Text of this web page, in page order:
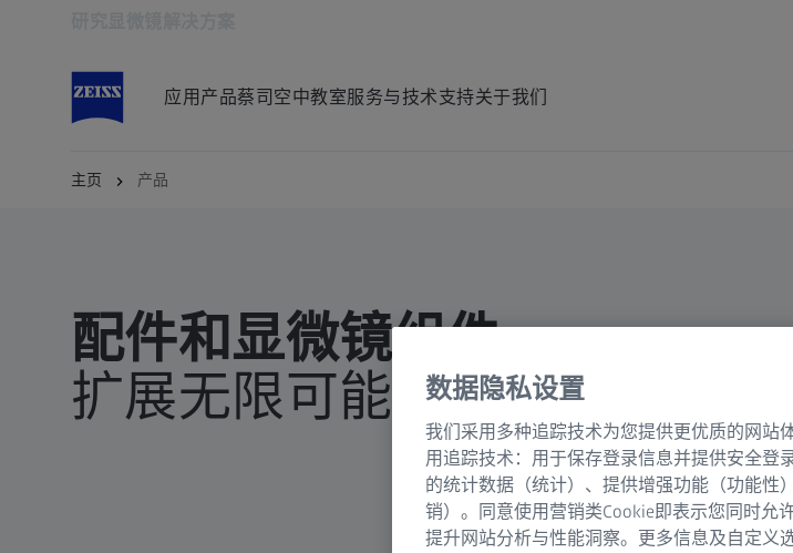
应用 产品蔡司空中教室服务与技术支持关于我们
主页 产品
配件和显微镜组件
扩展无限可能
数据隐私设置
我们采用多种追踪技术为您提供更优质的网站
用追踪技术：用于保存登录信息并提供安全登
的统计数据（统计）、提供增强功能（功能性
销）。同意使用营销类Cookie即表示您同时允
提升网站分析与性能洞察。更多信息及自定义